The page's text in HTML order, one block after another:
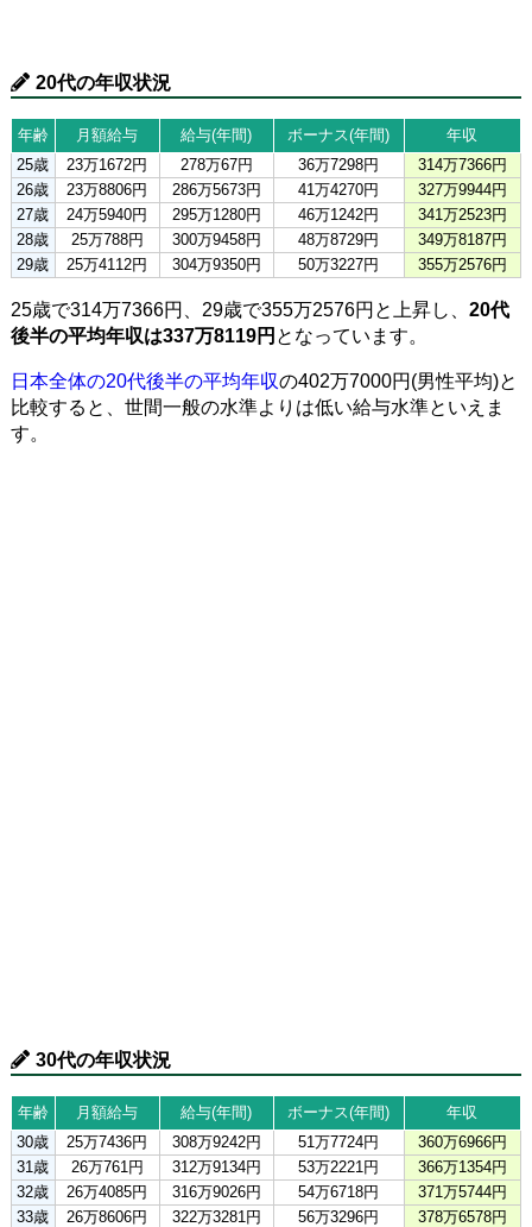
20代の年収状況
年齢 月額給与 給与(年間) ボーナス(年間)
年収
25歳
23万1672円 278万67円 36万7298円
314万7366円
26歳
23万8806円 286万5673円 41万4270円
327万9944円
27歳
24万5940円 295万1280円 46万1242円
341万2523円
28歳
25万788円 300万9458円 48万8729円
349万8187円
29歳
25万4112円 304万9350円 50万3227円 355万2576円
25歳で314万7366円、29歳で355万2576円と上昇し、 20代
後半の平均年収は337万8119円 となっています。
日本全体の20代後半の平均年収の402万7000円(男性平均)と
比較すると、世間一般の水準よりは低い給与水準といえま
す。
30代の年収状況
年齢 月額給与 給与(年間) ボーナス(年間)
年収
30歳
25万7436円 308万9242円 51万7724円
360万6966円
31歳
26万761円 312万9134円 53万2221円
366万1354円
32歳
26万4085円 316万9026円 54万6718円
371万5744円
33歳
26万8606円 322万3281円 56万3296円 378万6578円